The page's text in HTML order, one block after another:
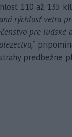
110 až 135
rýchlosť vetra
pre ľudské
predbežne